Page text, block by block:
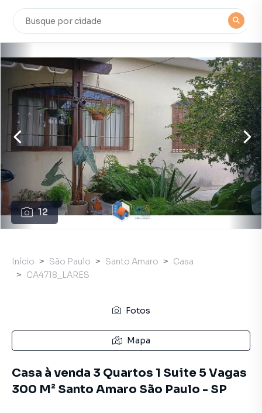
12
Início São Paulo Santo Amaro
Casa
CA4718_LARES
Fotos
Mapa
Casa à venda 3 Quartos 1 Suite 5 Vagas
300 M² Santo Amaro São Paulo - SP